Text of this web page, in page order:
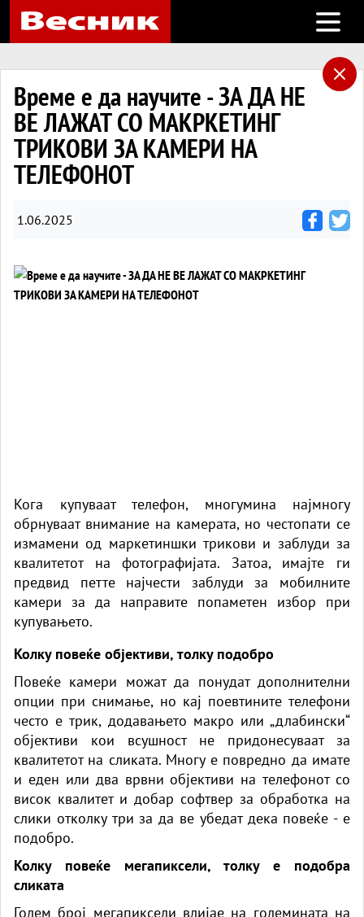
Open
Време е да научите - ЗА ДА НЕ
ВЕ ЛАЖАТ СО МАКРКEТИНГ
ТРИКОВИ ЗА КАМЕРИ НА
ТЕЛЕФОНОТ
1.06.2025
Кога купуваат телефон, многумина најмногу
обрнуваат внимание на камерата, но честопати се
измамени од маркетиншки трикови и заблуди за
квалитетот на фотографијата. Затоа, имајте ги
предвид петте најчести заблуди за мобилните
камери за да направите попаметен избор при
купувањето.
Колку повеќе објективи, толку подобро
Повеќе камери можат да понудат дополнителни
опции при снимање, но кај поевтините телефони
често е трик, додавањето макро или „длабински“
објективи кои всушност не придонесуваат за
квалитетот на сликата. Многу е повредно да имате
и еден или два врвни објективи на телефонот со
висок квалитет и добар софтвер за обработка на
слики отколку три за да ве убедат дека повеќе - е
подобро.
Колку повеќе мегапиксели, толку е подобра
сликата
Голем број мегапиксели влијае на големината на